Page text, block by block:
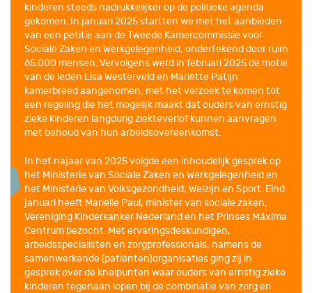
kinderen steeds nadrukkelijker op de politieke agenda
gekomen. In januari 2025 startten we met het aanbieden
van een petitie aan de Tweede Kamercommissie voor
Sociale Zaken en Werkgelegenheid, ondertekend door ruim
65.000 mensen. Vervolgens werd in februari 2025 de motie
van de leden Lisa Westerveld en Mariëtte Patijn
kamerbreed aangenomen, met het verzoek te komen tot
een regeling die het mogelijk maakt dat ouders van ernstig
zieke kinderen langdurig ziekteverlof kunnen aanvragen
met behoud van hun arbeidsovereenkomst.
In het najaar van 2025 volgde een inhoudelijk gesprek op
het Ministerie van Sociale Zaken en Werkgelegenheid en
het Ministerie van Volksgezondheid, Welzijn en Sport. Eind
januari heeft Mariëlle Paul, minister van sociale zaken,
Vereniging Kinderkanker Nederland en het Prinses Máxima
Centrum bezocht. Met ervaringsdeskundigen,
arbeidsspecialisten en zorgprofessionals, namens de
samenwerkende (patiënten)organisaties ging zij in
gesprek over de knelpunten waar ouders van ernstig zieke
kinderen tegenaan lopen bij de combinatie van zorg en